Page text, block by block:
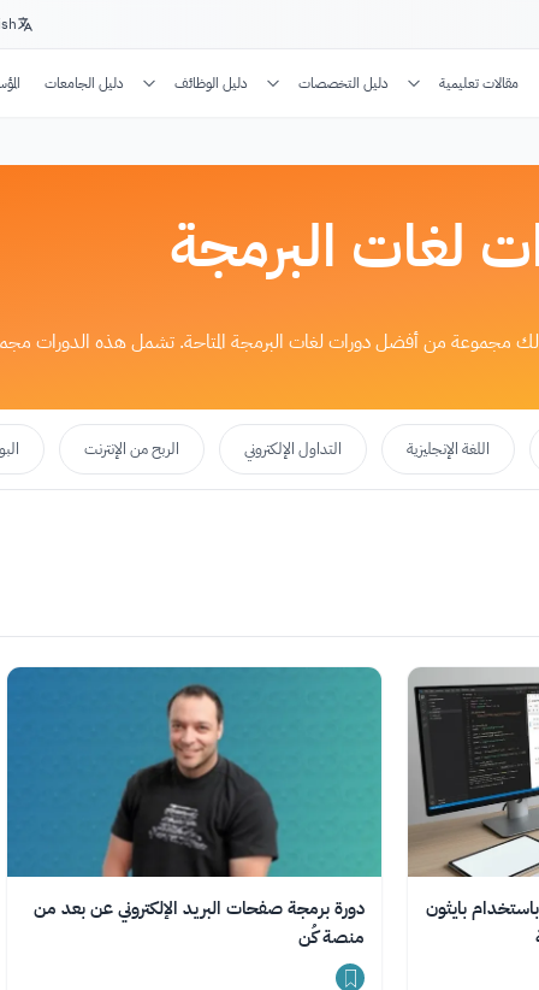
مقالات تعليمية دليل التخصصات دليل الوظائف دليل الجامعات
لغات البرمجة
لك مجموعة من أفضل دورات لغات البرمجة المتاحة. تشمل هذه الدورات
اللغة الإنجليزية التداول الإلكتروني الربح من الإنترنت
بايثون
دورة برمجة صفحات البريد الإلكتروني عن بعد من
منصة كُن